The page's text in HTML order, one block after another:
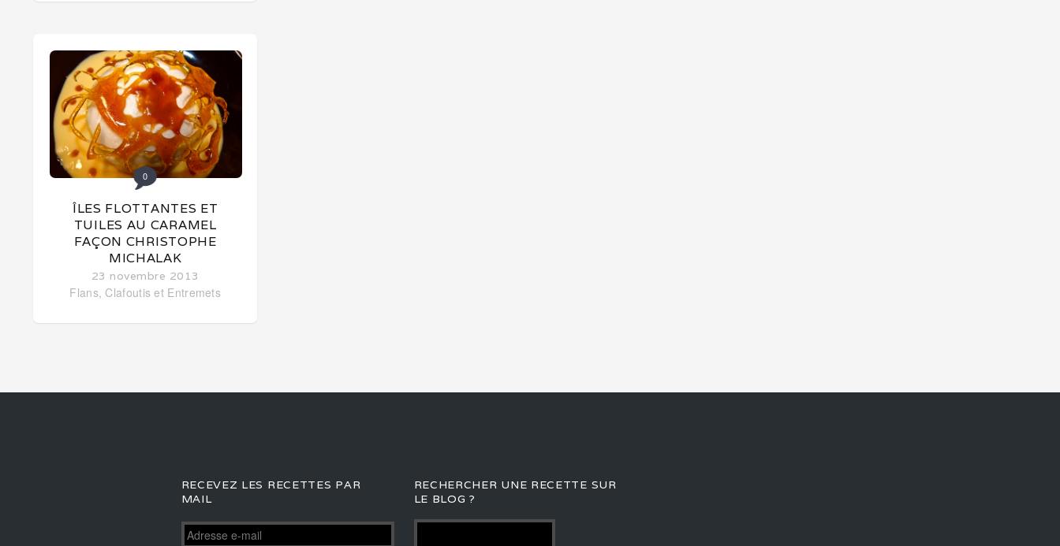
0
ÎLES FLOTTANTES ET
TUILES AU CARAMEL
FAÇON CHRISTOPHE
MICHALAK
23 novembre 2013
Flans, Clafoutis et Entremets
RECEVEZ LES RECETTES PAR
MAIL
Adresse
RECHERCHER UNE RECETTE SUR
LE BLOG ?